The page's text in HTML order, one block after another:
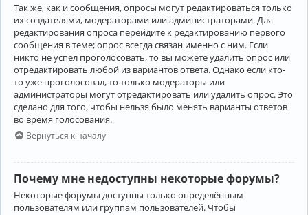
Так же, как и сообщения, опросы могут редактироваться только
их создателями, модераторами или администраторами. Для
редактирования опроса перейдите к редактированию первого
сообщения в теме; опрос всегда связан именно с ним. Если
никто не успел проголосовать, то вы можете удалить опрос или
отредактировать любой из вариантов ответа. Однако если кто-
то уже проголосовал, то только модераторы или
администраторы могут отредактировать или удалить опрос. Это
сделано для того, чтобы нельзя было менять варианты ответов
во время голосования.
Вернуться к началу
Почему мне недоступны некоторые форумы?
Некоторые форумы доступны только определённым
пользователям или группам пользователей. Чтобы